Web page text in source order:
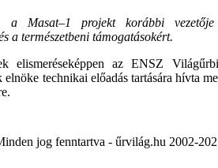
a Masat–1 projekt korábbi
a természetbeni támogatásokért.
elismeréseképpen az ENSZ
technikai előadás tartására hívta
jog fenntartva - űrvilág.hu 2002-